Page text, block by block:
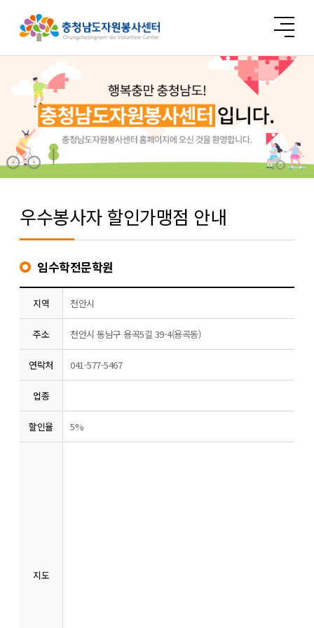
우수봉사자 할인가맹점 안내
임수학전문학원
지역 천안시
주소 천안시 동남구 용곡5길 39-4(용곡동)
연락처 041-577-5467
업종
할인율 5%
지도